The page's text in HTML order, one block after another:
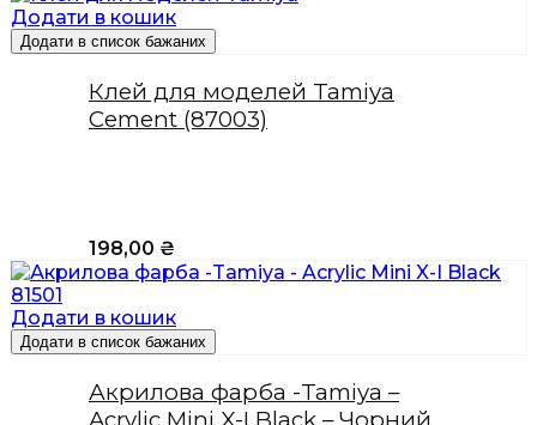
Додати в кошик
Додати в список бажаних
Клей для моделей Tamiya
Cement (87003)
198,00 ₴
Додати в кошик
Додати в список бажаних
Акрилова фарба -Tamiya –